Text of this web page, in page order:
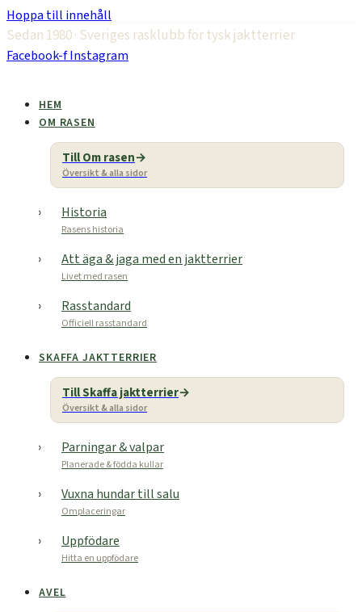
Hoppa till innehåll
Sedan 1980 · Sveriges rasklubb för tysk jaktterrier
Facebook-fInstagram
HEM
OM RASEN
Till Om rasen
Översikt & alla sidor
Historia
Rasens historia
Att äga & jaga med en jaktterrier
Livet med rasen
Rasstandard
Officiell rasstandard
SKAFFA JAKTTERRIER
Till Skaffa jaktterrier
Översikt & alla sidor
Parningar & valpar
Planerade & födda kullar
Vuxna hundar till salu
Omplaceringar
Uppfödare
Hitta en uppfödare
AVEL